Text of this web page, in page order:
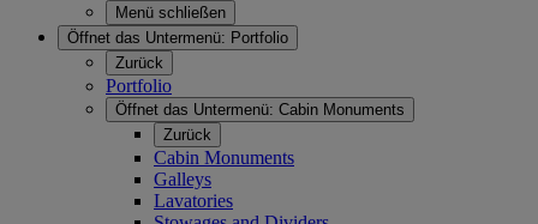
Menü schließen
Öffnet das Untermenü: Portfolio
Zurück
Portfolio
Öffnet das Untermenü: Cabin Monuments
Zurück
Cabin Monuments
Galleys
Lavatories